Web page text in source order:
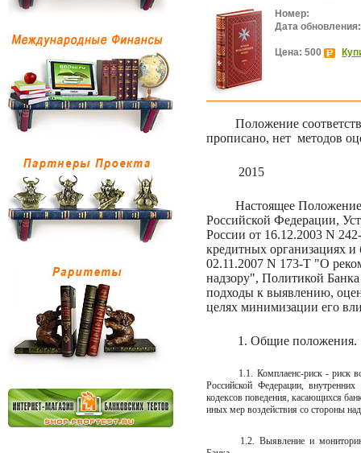
Номер:
Дата обновления:
Цена: 500
Положение
прописано, нет методов
2015
Настоящее
Российской Федерации,
России от 16.12.2003 N
кредитных организациях
02.11.2007 N 173-Т "О
надзору", Политикой
подходы к выявлению,
целях минимизации его
1. Общие положения.
1.1. Комплаенс-риск - риск
Российской Федерации,
кодексов поведения, касающихся
иных мер воздействия со стороны
1.2. Выявление и